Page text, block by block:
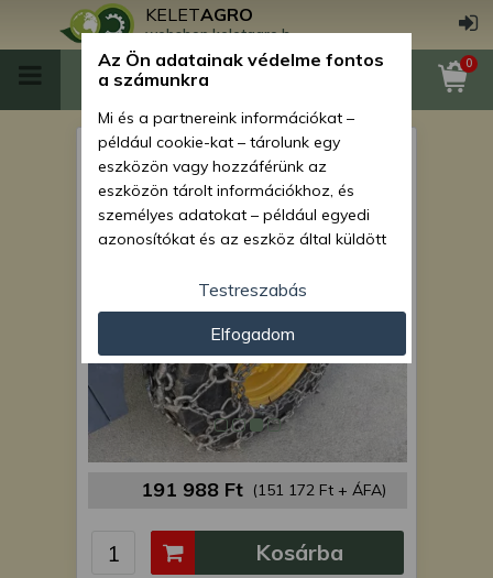
KELETAGRO
webshop.keletagro.hu
0
Force 915 hólánc (8x8-as
verzió)
191 988 Ft (151 172 Ft + ÁFA)
Kosárba
Az Ön adatainak védelme fontos
a számunkra
Mi és a partnereink információkat –
például cookie-kat – tárolunk egy
eszközön vagy hozzáférünk az
eszközön tárolt információkhoz, és
személyes adatokat – például egyedi
azonosítókat és az eszköz által küldött
személyre szabott hirdetések és
tartalom nyújtásához, hirdetés- és
tartalomméréshez, nézettségi adatok
gyűjtéséhez, valamint termékek
kifejlesztéséhez és a termékek
javításához. Az Ön engedélyével mi és a
partnereink eszközleolvasásos
módszerrel szerzett pontos geolokációs
adatokat és azonosítási információkat
kattintva hozzájárulhat ahhoz, hogy mi
és a partnereink a fent leírtak szerint
Testreszabás
Elfogadom